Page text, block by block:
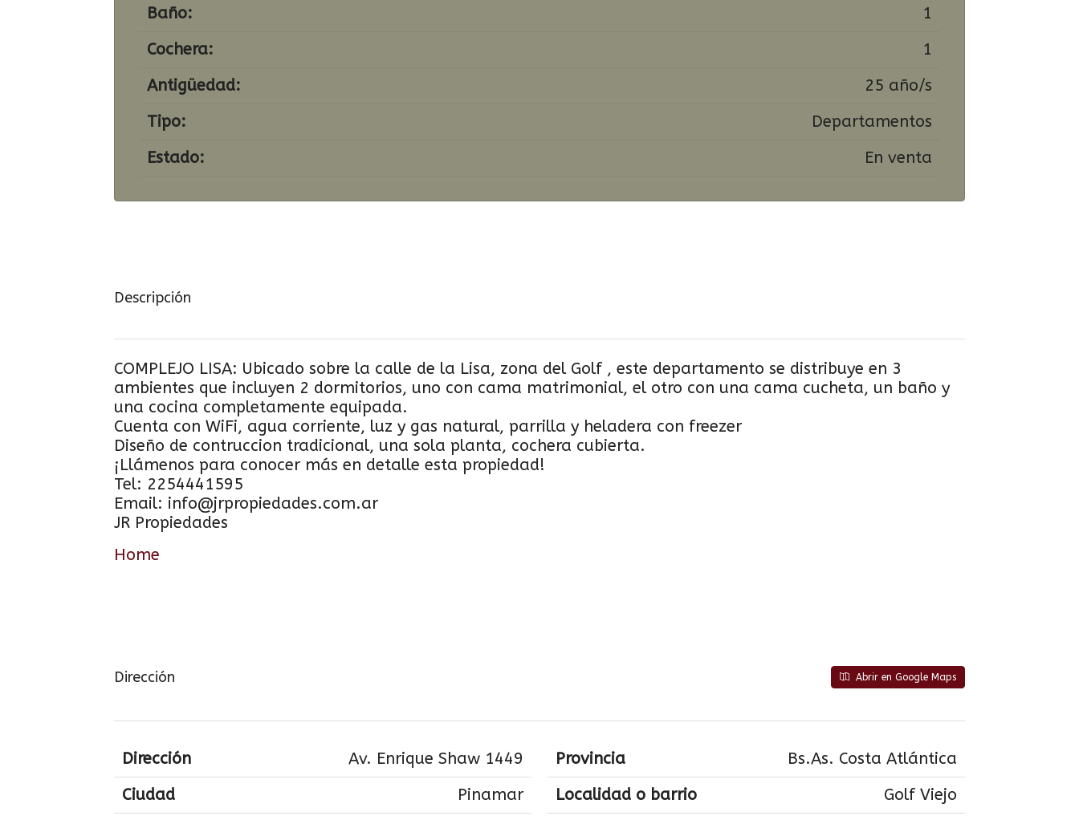
Baño:
1
Cochera:
1
Antigüedad:
25 año/s
Tipo:
Departamentos
Estado:
En venta
Descripción
COMPLEJO LISA: Ubicado sobre la calle de la Lisa, zona del Golf , este departamento se distribuye en 3
ambientes que incluyen 2 dormitorios, uno con cama matrimonial, el otro con una cama cucheta, un baño y
una cocina completamente equipada.
Cuenta con WiFi, agua corriente, luz y gas natural, parrilla y heladera con freezer
Diseño de contruccion tradicional, una sola planta, cochera cubierta.
¡Llámenos para conocer más en detalle esta propiedad!
Tel: 2254441595
Email: info@jrpropiedades.com.ar
JR Propiedades
Home
Dirección Abrir en Google Maps
Dirección
Av. Enrique Shaw 1449
Ciudad
Pinamar
Provincia
Bs.As. Costa Atlántica
Localidad o barrio
Golf Viejo